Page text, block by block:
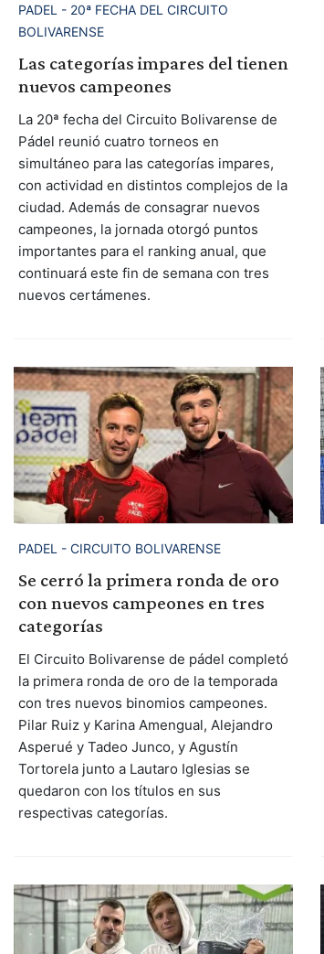
PADEL - 20ª FECHA DEL CIRCUITO
BOLIVARENSE
Las categorías impares del tienen
nuevos campeones
La 20ª fecha del Circuito Bolivarense de
Pádel reunió cuatro torneos en
simultáneo para las categorías impares,
con actividad en distintos complejos de la
ciudad. Además de consagrar nuevos
campeones, la jornada otorgó puntos
importantes para el ranking anual, que
continuará este fin de semana con tres
nuevos certámenes.
PADEL - CIRCUITO BOLIVARENSE
Se cerró la primera ronda de oro
con nuevos campeones en tres
categorías
El Circuito Bolivarense de pádel completó
la primera ronda de oro de la temporada
con tres nuevos binomios campeones.
Pilar Ruiz y Karina Amengual, Alejandro
Asperué y Tadeo Junco, y Agustín
Tortorela junto a Lautaro Iglesias se
quedaron con los títulos en sus
respectivas categorías.